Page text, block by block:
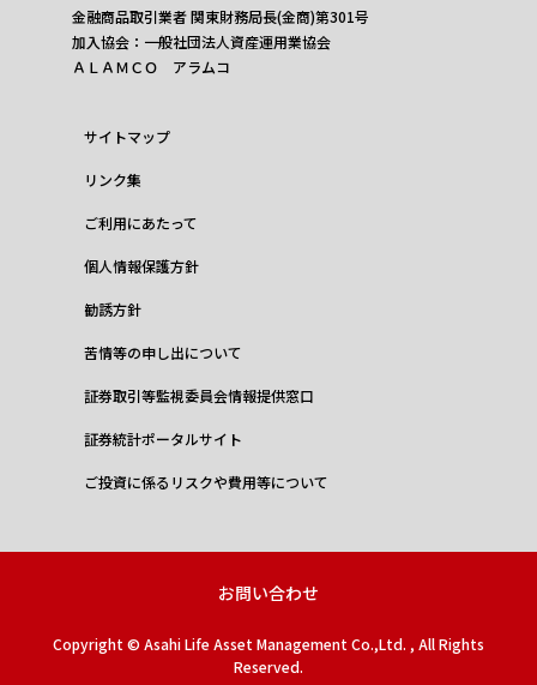
金融商品取引業者 関東財務局長(金商)第301号
加入協会：一般社団法人資産運用業協会
ＡＬＡＭＣＯ アラムコ
サイトマップ
リンク集
ご利用にあたって
個人情報保護方針
勧誘方針
苦情等の申し出について
証券取引等監視委員会情報提供窓口
証券統計ポータルサイト
ご投資に係るリスクや費用等について
Copyright © Asahi Life Asset Management Co.,Ltd. , All Rights
Reserved.
お問い合わせ